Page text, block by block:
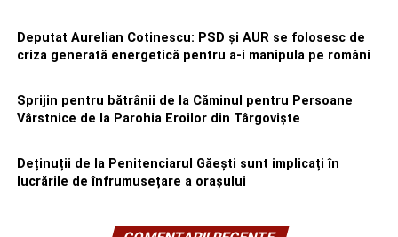
Deputat Aurelian Cotinescu: PSD și AUR se folosesc de
criza generată energetică pentru a-i manipula pe români
Sprijin pentru bătrânii de la Căminul pentru Persoane
Vârstnice de la Parohia Eroilor din Târgoviște
Deținuții de la Penitenciarul Găești sunt implicați în
lucrările de înfrumusețare a orașului